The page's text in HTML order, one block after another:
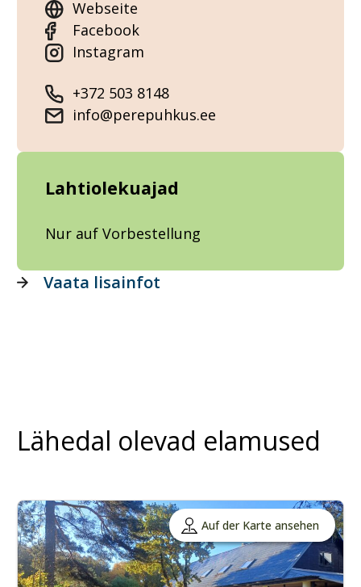
Webseite
Facebook
Instagram
+372 503 8148
info@perepuhkus.ee
Lahtiolekuajad
Nur auf Vorbestellung
Vaata lisainfot
Lähedal olevad elamused
Auf der Karte ansehen